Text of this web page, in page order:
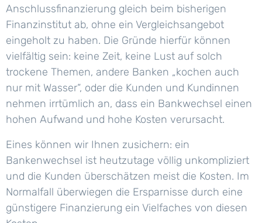
Anschlussfinanzierung gleich beim bisherigen
Finanzinstitut ab, ohne ein Vergleichsangebot
eingeholt zu haben. Die Gründe hierfür können
vielfältig sein: keine Zeit, keine Lust auf solch
trockene Themen, andere Banken „kochen auch
nur mit Wasser“, oder die Kunden und Kundinnen
nehmen irrtümlich an, dass ein Bankwechsel einen
hohen Aufwand und hohe Kosten verursacht.
Eines können wir Ihnen zusichern: ein
Bankenwechsel ist heutzutage völlig unkompliziert
und die Kunden überschätzen meist die Kosten. Im
Normalfall überwiegen die Ersparnisse durch eine
günstigere Finanzierung ein Vielfaches von diesen